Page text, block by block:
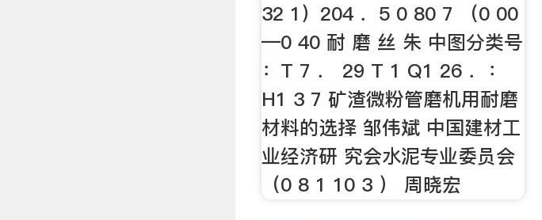
32 1）204 ．5 0 80 7 （0 00
—0 40 耐 磨 丝 朱 中图分类号
：T 7 ． 29 T 1 Q1 26 ．：
H1 3 7 矿渣微粉管磨机用耐磨
材料的选择 邹伟斌 中国建材工
业经济研 究会水泥专业委员会
（0 8 1 10 3 ） 周晓宏